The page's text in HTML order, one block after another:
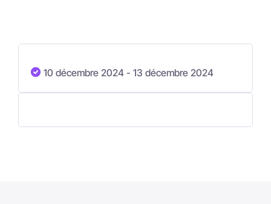
10 décembre 2024 - 13 décembre 2024